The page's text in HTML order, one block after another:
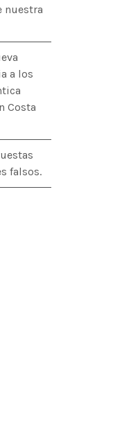
nuestra
a los
Costa
falsos.